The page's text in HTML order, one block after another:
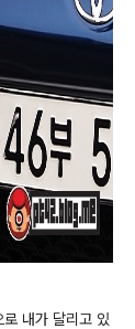
내가 달리고 있